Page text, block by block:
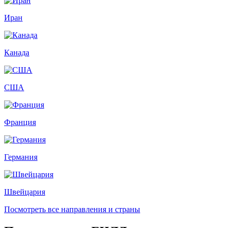
Иран
Канада
США
Франция
Германия
Швейцария
Посмотреть все направления и страны